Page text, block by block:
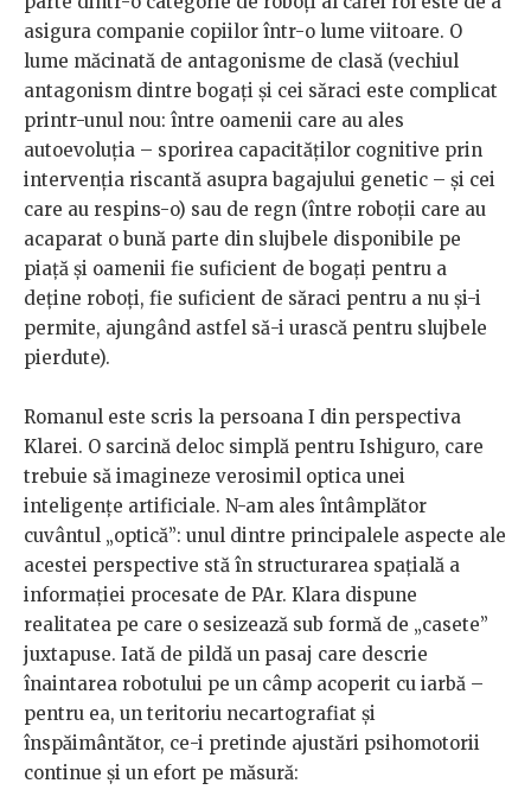
asigura companie copiilor într-o lume viitoare. O
lume măcinată de antagonisme de clasă (vechiul
antagonism dintre bogați și cei săraci este complicat
printr-unul nou: între oamenii care au ales
autoevoluția – sporirea capacităților cognitive prin
intervenția riscantă asupra bagajului genetic – și cei
care au respins-o) sau de regn (între roboții care au
acaparat o bună parte din slujbele disponibile pe
piață și oamenii fie suficient de bogați pentru a
deține roboți, fie suficient de săraci pentru a nu și-i
permite, ajungând astfel să-i urască pentru slujbele
pierdute).
Romanul este scris la persoana I din perspectiva
Klarei. O sarcină deloc simplă pentru Ishiguro, care
trebuie să imagineze verosimil optica unei
inteligențe artificiale. N-am ales întâmplător
cuvântul „optică”: unul dintre principalele aspecte ale
acestei perspective stă în structurarea spațială a
informației procesate de PAr. Klara dispune
realitatea pe care o sesizează sub formă de „casete”
juxtapuse. Iată de pildă un pasaj care descrie
înaintarea robotului pe un câmp acoperit cu iarbă –
pentru ea, un teritoriu necartografiat și
înspăimântător, ce-i pretinde ajustări psihomotorii
continue și un efort pe măsură: